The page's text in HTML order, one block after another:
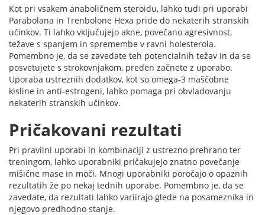
Kot pri vsakem anaboličnem steroidu, lahko tudi pri uporabi
Parabolana in Trenbolone Hexa pride do nekaterih stranskih
učinkov. Ti lahko vključujejo akne, povečano agresivnost,
težave s spanjem in spremembe v ravni holesterola.
Pomembno je, da se zavedate teh potencialnih težav in da se
posvetujete s strokovnjakom, preden začnete z uporabo.
Uporaba ustreznih dodatkov, kot so omega-3 maščobne
kisline in anti-estrogeni, lahko pomaga pri obvladovanju
nekaterih stranskih učinkov.
Pričakovani rezultati
Pri pravilni uporabi in kombinaciji z ustrezno prehrano ter
treningom, lahko uporabniki pričakujejo znatno povečanje
mišične mase in moči. Mnogi uporabniki poročajo o opaznih
rezultatih že po nekaj tednih uporabe. Pomembno je, da se
zavedate, da rezultati lahko variirajo glede na posameznika in
njegovo predhodno stanje.